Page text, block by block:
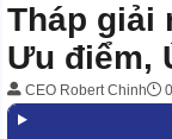
Tháp giải
Ưu điểm,
CEO Robert Chinh